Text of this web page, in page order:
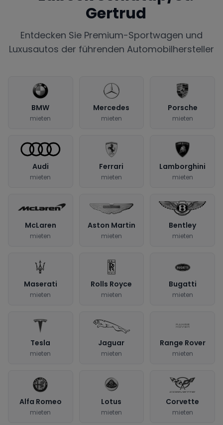
Gertrud
Entdecken Sie Premium-Sportwagen und
Luxusautos der führenden Automobilhersteller
BMW
mieten
Mercedes
mieten
Porsche
mieten
Audi
mieten
Ferrari
mieten
Lamborghini
mieten
McLaren
mieten
Aston Martin
mieten
Bentley
mieten
Maserati
mieten
Rolls Royce
mieten
Bugatti
mieten
Tesla
mieten
Jaguar
mieten
Range Rover
mieten
Alfa Romeo
mieten
Lotus
mieten
Corvette
mieten